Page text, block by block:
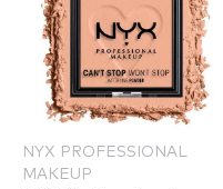
NYX PROFESSIONAL
MAKEUP